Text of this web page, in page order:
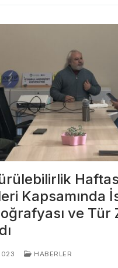
Kapsamında
ve Tür
HABERLER